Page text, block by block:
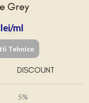
Grey
lei
Tehnice
DISCOUNT
5%